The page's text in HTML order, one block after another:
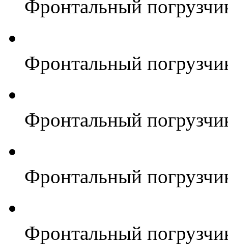
Фронтальный
Фронтальный
Фронтальный
Фронтальный
Фронтальный